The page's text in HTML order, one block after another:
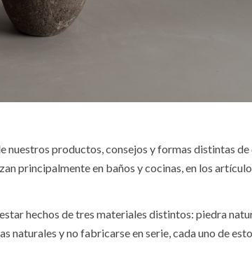
nuestros productos, consejos y formas distintas
principalmente en baños y cocinas, en los
hechos de tres materiales distintos: piedra
y no fabricarse en serie, cada uno de